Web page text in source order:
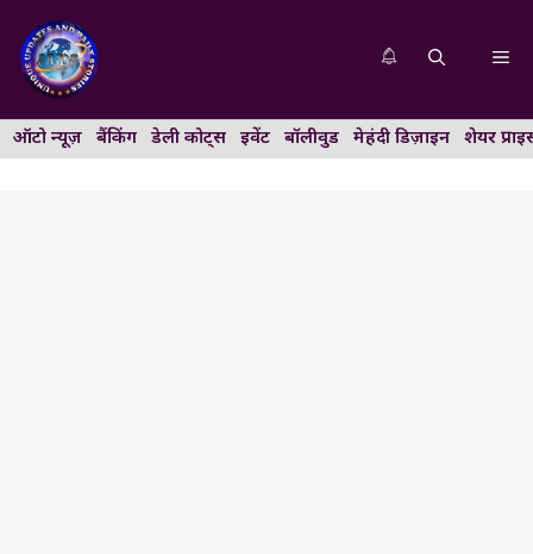
content
ऑटो न्यूज़ बैंकिंग डेली कोट्स इवेंट बॉलीवुड मेहंदी डिज़ाइन शेयर